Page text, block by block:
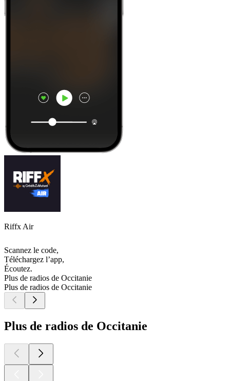
Riffx Air
Scannez le code,
Téléchargez l’app,
Écoutez.
Plus de radios de Occitanie
Plus de radios de Occitanie
Plus de radios de Occitanie